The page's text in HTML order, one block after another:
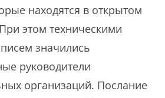
находятся в открытом
этом техническими
значились
руководители
организаций. Послание